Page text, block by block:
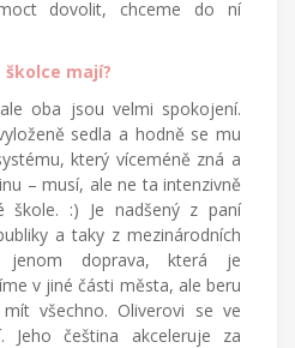
dovolit, chceme do ní
školce mají?
oba jsou velmi spokojení.
sedla a hodně se mu
který víceméně zná a
– musí, ale ne ta intenzivně
škole. :) Je nadšený z paní
a taky z mezinárodních
jenom doprava, která je
v jiné části města, ale beru
všechno. Oliverovi se ve
Jeho čeština akceleruje za